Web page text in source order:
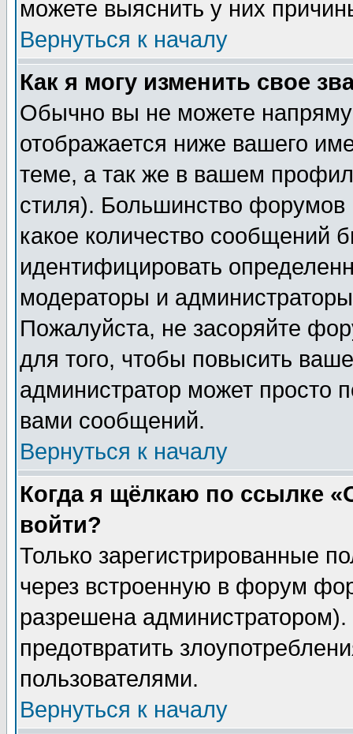
можете выяснить у них
Вернуться к началу
Как я могу изменить свое
Обычно вы не можете
отображается ниже вашего
теме, а так же в вашем
стиля). Большинство форумов
какое количество сообщений
идентифицировать
модераторы и
Пожалуйста, не засоряйте
для того, чтобы повысить
администратор может просто
вами сообщений.
Вернуться к началу
Когда я щёлкаю по ссылке
войти?
Только зарегистрированные
через встроенную в форум
разрешена
предотвратить
пользователями.
Вернуться к началу